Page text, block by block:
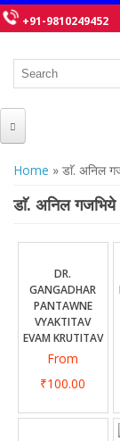
+91-
ABOUT US
POSTERS
OUR WRITERS
GALLERY
You are here
Home » डाॅ. अनिल
डाॅ. अनिल गजभिये
DR.
GANGADHAR
PANTAWNE
VYAKTITAV
EVAM KRUTITAV
From
₹100.00